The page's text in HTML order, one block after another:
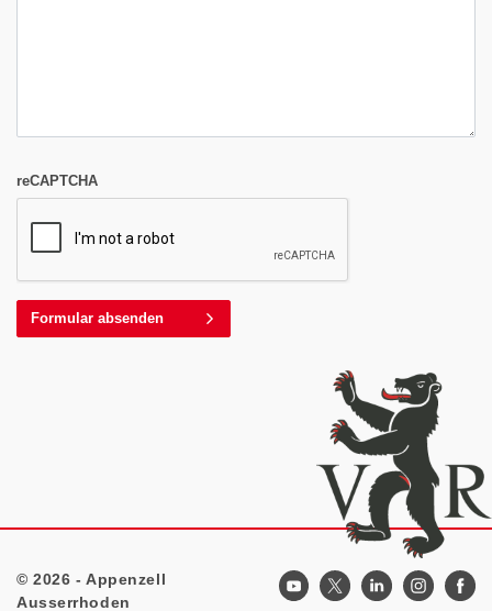
reCAPTCHA
Formular absenden
Footer
© 2026 - Appenzell
Ausserrhoden